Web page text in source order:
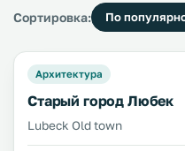
Сортировка: По
Архитектура
Cтарый город Любек
Lubeck Old town